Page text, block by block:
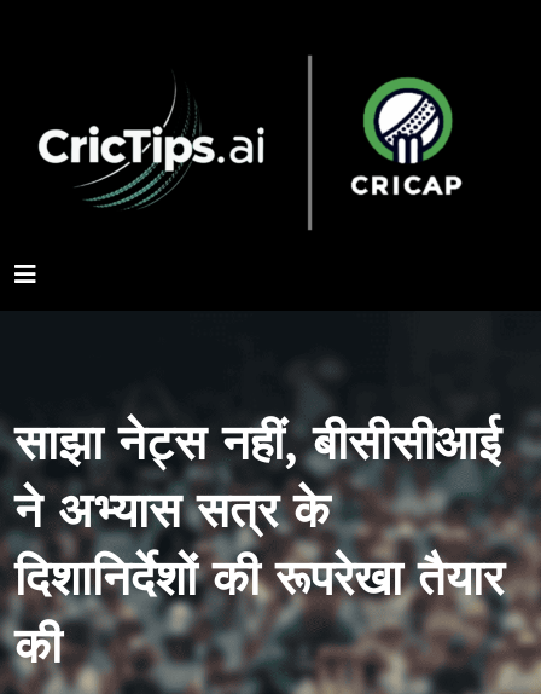
साझा नेट्स नहीं, बीसीसीआई
ने अभ्यास सत्र के
दिशानिर्देशों की रूपरेखा तैयार
की